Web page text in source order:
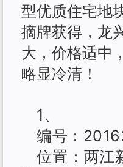
型优质住宅地
摘牌获得，龙
大，价格适中
略显冷清！
1、
编号：
位置：两江